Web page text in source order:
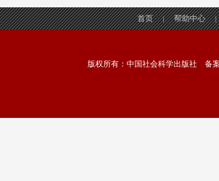
首页 | 帮助中心 |
版权所有：中国社会科学出版社 备